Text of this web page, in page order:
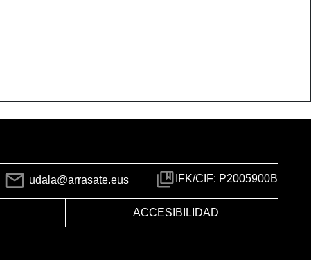
udala@arrasate.eus IFK/CIF: P2005900B
ACCESIBILIDAD